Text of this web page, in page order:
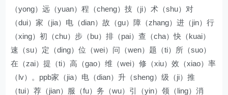
（yong）远（yuan）程（cheng）技（ji）术（shu）对
（dui）家（jia）电（dian）故（gu）障（zhang）进（jin）行
（xing）初（chu）步（bu）排（pai）查（cha）快（kuai）
速（su）定（ding）位（wei）问（wen）题（ti）所（suo）
在（zai）提（ti）高（gao）维（wei）修（xiu）效（xiao）率
（lv）。ppb家（jia）电（dian）升（sheng）级（ji）推
（tui）荐（jian）服（fu）务（wu）引（yin）领（ling）消